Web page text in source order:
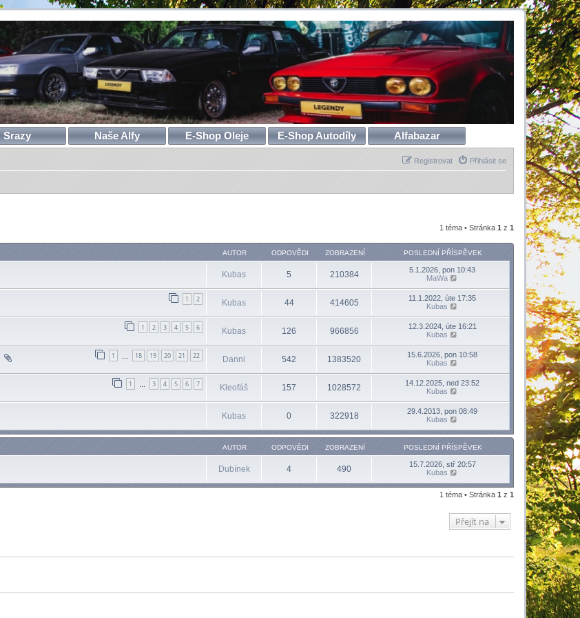
Srazy Naše Alfy E-Shop Oleje E-Shop Autodíly Alfabazar
Přihlásit se
Registrovat
1 téma • Stránka 1 z 1
AUTOR ODPOVĚDI ZOBRAZENÍ POSLEDNÍ PŘÍSPĚVEK
Kubas 5 210384
5.1.2026, pon 10:43
MaWa
1 2 Kubas 44 414605
11.1.2022, úte 17:35
Kubas
1 2 3 4 5 6 Kubas 126 966856
12.3.2024, úte 16:21
Kubas
1 18 19 20 21 22 Danni 542 1383520
15.6.2026, pon 10:58
Kubas
1 3 4 5 6 7 Kleofáš 157 1028572
14.12.2025, ned 23:52
Kubas
Kubas 0 322918
29.4.2013, pon 08:49
Kubas
AUTOR ODPOVĚDI ZOBRAZENÍ POSLEDNÍ PŘÍSPĚVEK
Dubínek 4 490
15.7.2026, stř 20:57
Kubas
1 téma • Stránka 1 z 1
Přejít na